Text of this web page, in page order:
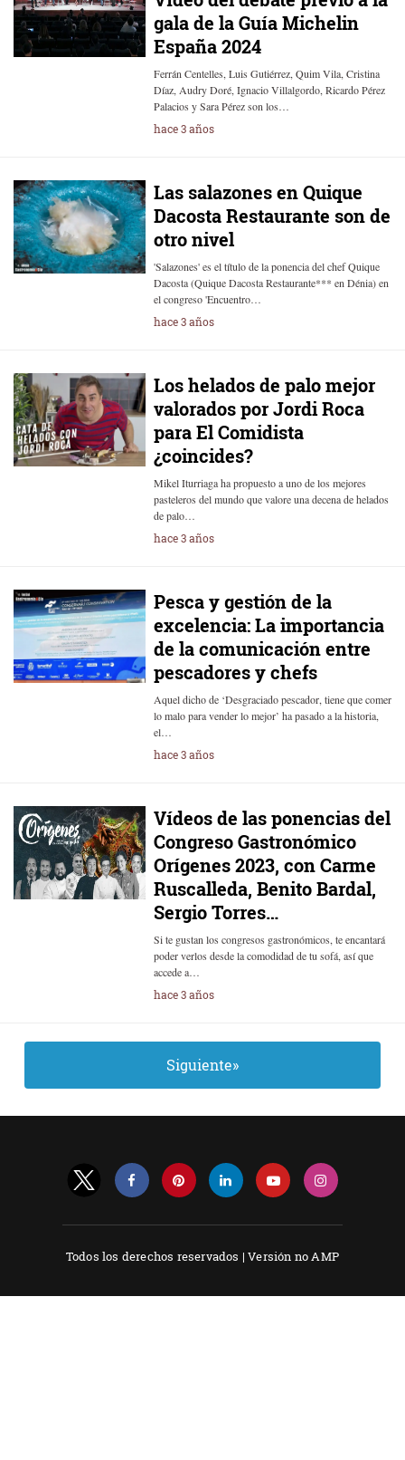
gala de la Guía Michelin
España 2024
Ferrán Centelles, Luis Gutiérrez, Quim Vila, Cristina
Díaz, Audry Doré, Ignacio Villalgordo, Ricardo Pérez
Palacios y Sara Pérez son los…
hace 3 años
Las salazones en Quique
Dacosta Restaurante son de
otro nivel
'Salazones' es el título de la ponencia del chef Quique
Dacosta (Quique Dacosta Restaurante*** en Dénia) en
el congreso 'Encuentro…
hace 3 años
Los helados de palo mejor
valorados por Jordi Roca
para El Comidista
¿coincides?
Mikel Iturriaga ha propuesto a uno de los mejores
pasteleros del mundo que valore una decena de helados
de palo…
hace 3 años
Pesca y gestión de la
excelencia: La importancia
de la comunicación entre
pescadores y chefs
Aquel dicho de ‘Desgraciado pescador, tiene que comer
lo malo para vender lo mejor’ ha pasado a la historia,
el…
hace 3 años
Vídeos de las ponencias del
Congreso Gastronómico
Orígenes 2023, con Carme
Ruscalleda, Benito Bardal,
Sergio Torres…
Si te gustan los congresos gastronómicos, te encantará
poder verlos desde la comodidad de tu sofá, así que
accede a…
hace 3 años
Siguiente»
Todos los derechos reservados |Versión no AMP